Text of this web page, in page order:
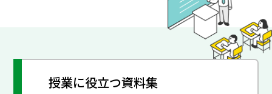
授業に役立つ資料集